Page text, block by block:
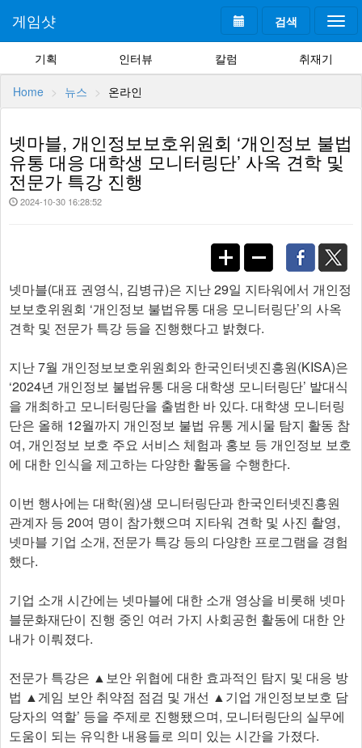
검색
게임샷
기획 인터뷰 칼럼 취재기
Home 뉴스 온라인
넷마블, 개인정보보호위원회 ‘개인정보 불법
유통 대응 대학생 모니터링단’ 사옥 견학 및
전문가 특강 진행
2024-10-30 16:28:52
넷마블(대표 권영식, 김병규)은 지난 29일 지타워에서 개인정
보보호위원회 ‘개인정보 불법유통 대응 모니터링단’의 사옥
견학 및 전문가 특강 등을 진행했다고 밝혔다.
지난 7월 개인정보보호위원회와 한국인터넷진흥원(KISA)은
‘2024년 개인정보 불법유통 대응 대학생 모니터링단’ 발대식
을 개최하고 모니터링단을 출범한 바 있다. 대학생 모니터링
단은 올해 12월까지 개인정보 불법 유통 게시물 탐지 활동 참
여, 개인정보 보호 주요 서비스 체험과 홍보 등 개인정보 보호
에 대한 인식을 제고하는 다양한 활동을 수행한다.
이번 행사에는 대학(원)생 모니터링단과 한국인터넷진흥원
관계자 등 20여 명이 참가했으며 지타워 견학 및 사진 촬영,
넷마블 기업 소개, 전문가 특강 등의 다양한 프로그램을 경험
했다.
기업 소개 시간에는 넷마블에 대한 소개 영상을 비롯해 넷마
블문화재단이 진행 중인 여러 가지 사회공헌 활동에 대한 안
내가 이뤄졌다.
전문가 특강은 ▲보안 위협에 대한 효과적인 탐지 및 대응 방
법 ▲게임 보안 취약점 점검 및 개선 ▲기업 개인정보보호 담
당자의 역할’ 등을 주제로 진행됐으며, 모니터링단의 실무에
도움이 되는 유익한 내용들로 의미 있는 시간을 가졌다.